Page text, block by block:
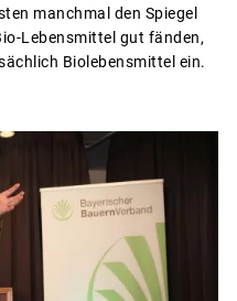
manchmal den Spiegel
Lebensmittel gut fänden,
Biolebensmittel ein.